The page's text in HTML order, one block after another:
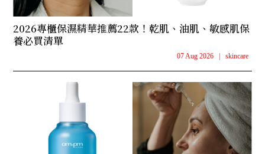
2026專櫃保濕精華推薦22款！乾肌、油肌、敏感肌保
養必買清單
07 Aug 2026 skincare